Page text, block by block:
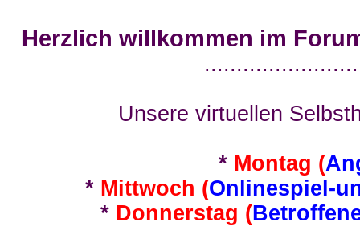
Herzlich willkommen im
Unsere virtuellen
* Montag (
* Mittwoch (Onlinespiel-
* Donnerstag (